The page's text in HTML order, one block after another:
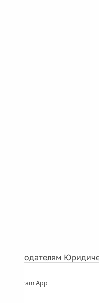
Рекламодателям
Telegram App